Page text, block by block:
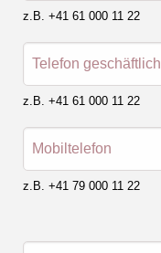
z.B. +41 61 000 11 22
Telefon geschäftlich
z.B. +41 61 000 11 22
Mobiltelefon
z.B. +41 79 000 11 22